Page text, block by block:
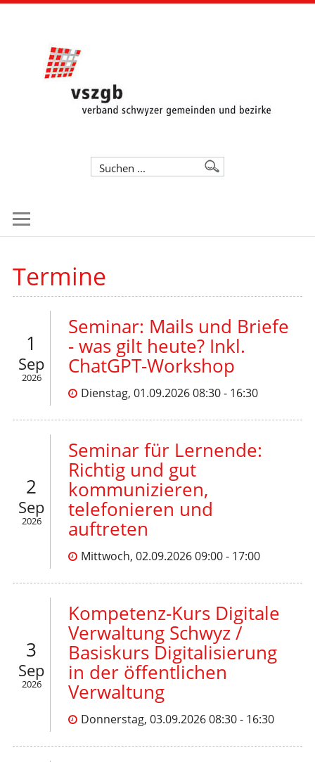
Termine
1
Sep
2026
Seminar: Mails und Briefe
- was gilt heute? Inkl.
ChatGPT-Workshop
Dienstag, 01.09.2026 08:30 - 16:30
2
Sep
2026
Seminar für Lernende:
Richtig und gut
kommunizieren,
telefonieren und
auftreten
Mittwoch, 02.09.2026 09:00 - 17:00
3
Sep
2026
Kompetenz-Kurs Digitale
Verwaltung Schwyz /
Basiskurs Digitalisierung
in der öffentlichen
Verwaltung
Donnerstag, 03.09.2026 08:30 - 16:30